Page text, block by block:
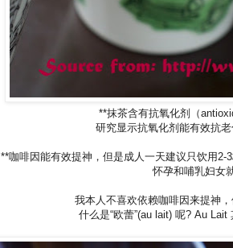
**抹茶含有抗氧化剂（
研究显示抗氧化剂能有效抗
**咖啡因能有效提神，但是成人一天建议只饮用2-
怀孕和哺乳妇女
我本人不喜欢依赖咖啡因来提神
什么是“欧蕾”(au lait) 呢? Au Lait